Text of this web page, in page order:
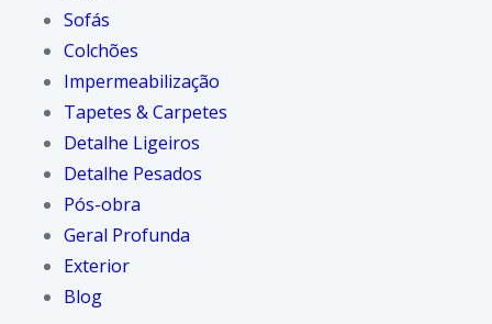
Sofás
Colchões
Impermeabilização
Tapetes & Carpetes
Detalhe Ligeiros
Detalhe Pesados
Pós-obra
Geral Profunda
Exterior
Blog